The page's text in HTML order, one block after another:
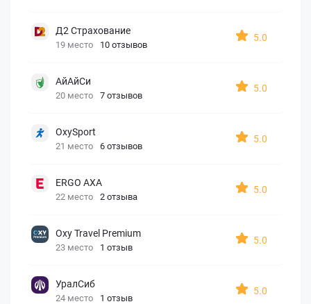
Д2 Страхование
19 место 10 отзывов
5.0
АйАйСи
20 место 7 отзывов
5.0
OxySport
21 место 6 отзывов
5.0
ERGO AXA
22 место 2 отзыва
5.0
Oxy Travel Premium
23 место 1 отзыв
5.0
УралСиб
24 место 1 отзыв
5.0